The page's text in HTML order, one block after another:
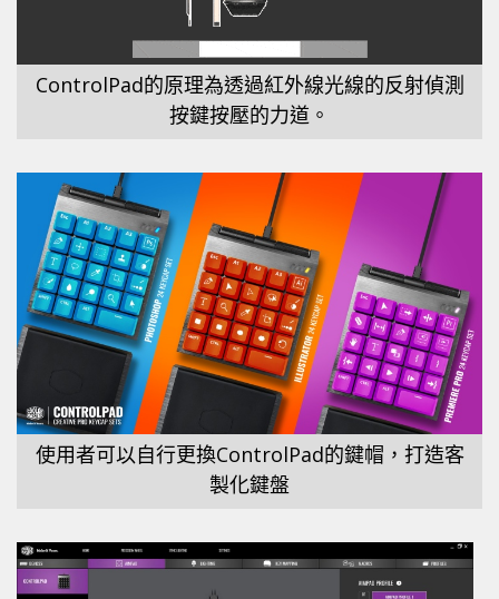
ControlPad的原理為透過紅外線光線的反射偵測
按鍵按壓的力道。
使用者可以自行更換ControlPad的鍵帽，打造客
製化鍵盤